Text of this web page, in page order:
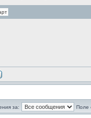
за: Поле